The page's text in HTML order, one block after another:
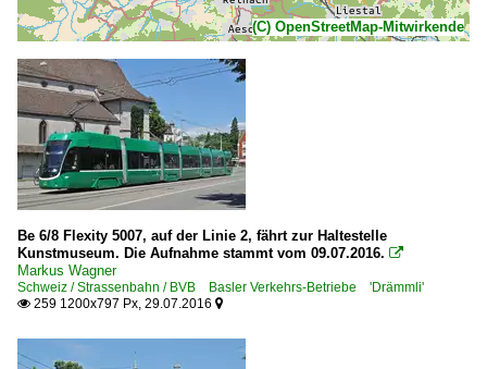
(C) OpenStreetMap-Mitwirkende
Be 6/8 Flexity 5007, auf der Linie 2, fährt zur Haltestelle
Kunstmuseum. Die Aufnahme stammt vom 09.07.2016. 
Markus Wagner
Schweiz / Strassenbahn / BVB Basler Verkehrs-Betriebe 'Drämmli'
 259 1200x797 Px, 29.07.2016 